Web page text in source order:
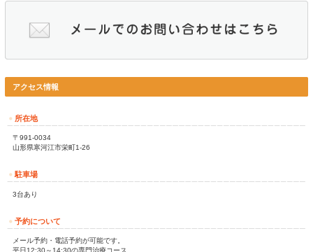
寒河江市 河北町 大江町 西川町 朝日町 中山町 山辺町
村山市
お気軽にお問い合わせください！